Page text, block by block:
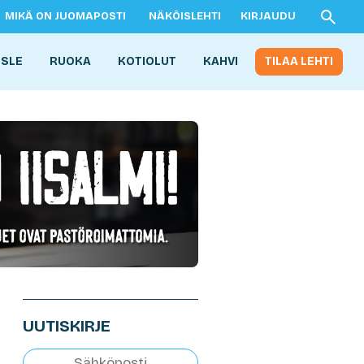
MIKÄ ON JUOMAPOSTI NÄKÖISLEHTI KIRJAUDU
RUOKA KOTIOLUT KAHVI TILAA LEHTI
UUTISKIRJE